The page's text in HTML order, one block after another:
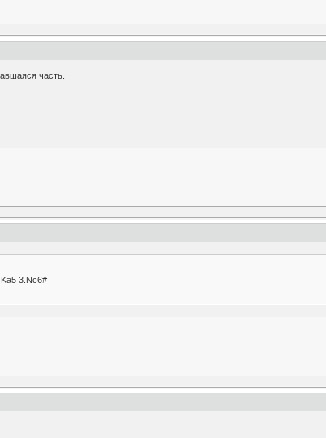
часть.
3.Nc6#